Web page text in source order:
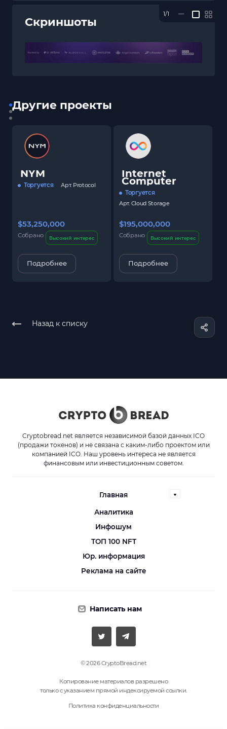
Скриншоты
1/1 —
Другие проекты
NYM
Торгуется Арт. Protocol
$53,250,000
Собрано Высокий интерес
Подробнее
Internet
Computer
Торгуется
Арт. Cloud Storage
$195,000,000
Собрано Высокий интерес
Подробнее
Назад к списку
Cryptobread.net является независимой базой данных ICO
(продажи токенов) и не связана с каким-либо проектом или
компанией ICO. Наш уровень интереса не является
финансовым или инвестиционным советом.
Главная
Аналитика
Инфошум
ТОП 100 NFT
Юр. информация
Реклама на сайте
Написать нам
© 2026 CryptoBread.net
Копирование материалов разрешено
только с указанием прямой индексируемой ссылки.
Политика конфиденциальности